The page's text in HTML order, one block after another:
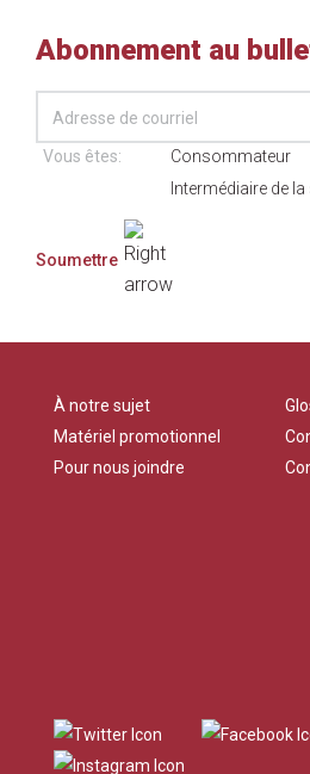
Abonnement au
Vous êtes:
Consommateur
Intermédiaire de
À notre sujet
Matériel promotionnel
Pour nous joindre